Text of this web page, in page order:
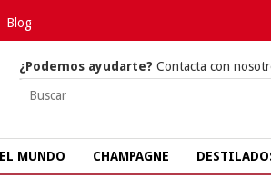
Blog
¿Podemos ayudarte? Contacta con
MUNDO CHAMPAGNE